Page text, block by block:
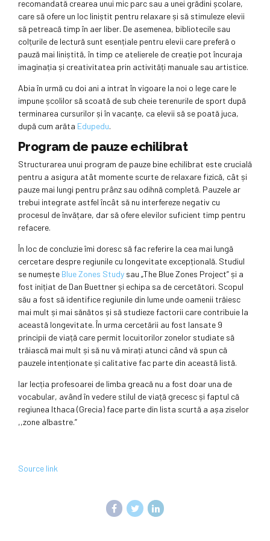
recomandată crearea unui mic parc sau a unei grădini școlare,
care să ofere un loc liniștit pentru relaxare și să stimuleze elevii
să petreacă timp în aer liber. De asemenea, bibliotecile sau
colțurile de lectură sunt esențiale pentru elevii care preferă o
pauză mai liniștită, în timp ce atelierele de creație pot încuraja
imaginația și creativitatea prin activități manuale sau artistice.
Abia în urmă cu doi ani a intrat în vigoare la noi o lege care le
impune școlilor să scoată de sub cheie terenurile de sport după
terminarea cursurilor și în vacanțe, ca elevii să se poată juca,
după cum arăta Edupedu.
Program de pauze echilibrat
Structurarea unui program de pauze bine echilibrat este crucială
pentru a asigura atât momente scurte de relaxare fizică, cât și
pauze mai lungi pentru prânz sau odihnă completă. Pauzele ar
trebui integrate astfel încât să nu interfereze negativ cu
procesul de învățare, dar să ofere elevilor suficient timp pentru
refacere.
În loc de concluzie îmi doresc să fac referire la cea mai lungă
cercetare despre regiunile cu longevitate excepțională. Studiul
se numește Blue Zones Study sau „The Blue Zones Project” și a
fost inițiat de Dan Buettner și echipa sa de cercetători. Scopul
său a fost să identifice regiunile din lume unde oamenii trăiesc
mai mult și mai sănătos și să studieze factorii care contribuie la
această longevitate. În urma cercetării au fost lansate 9
principii de viață care permit locuitorilor zonelor studiate să
trăiască mai mult și să nu vă mirați atunci când vă spun că
pauzele intenționate și calitative fac parte din această listă.
Iar lecția profesoarei de limba greacă nu a fost doar una de
vocabular, având în vedere stilul de viață grecesc și faptul că
regiunea Ithaca (Grecia) face parte din lista scurtă a așa ziselor
,,zone albastre.”
Source link